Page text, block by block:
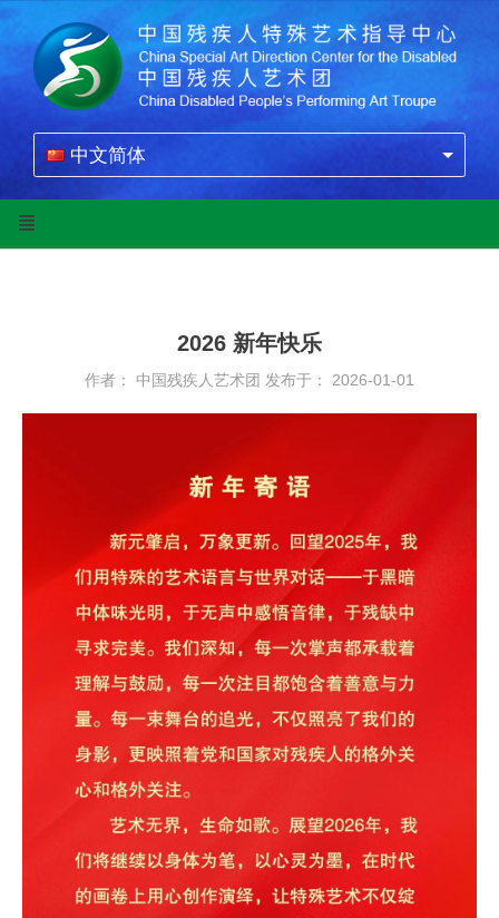
中文简体
2026 新年快乐
作者： 中国残疾人艺术团 发布于： 2026-01-01